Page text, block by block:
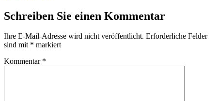
Schreiben Sie einen Kommentar
Ihre E-Mail-Adresse wird nicht veröffentlicht. Erforderliche Felder
sind mit * markiert
Kommentar *